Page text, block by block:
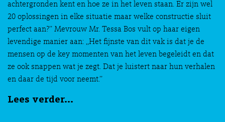
achtergronden kent en hoe ze in het leven staan. Er zijn wel
20 oplossingen in elke situatie maar welke constructie sluit
perfect aan?’’ Mevrouw Mr. Tessa Bos vult op haar eigen
levendige manier aan: ,,Het fijnste van dit vak is dat je de
mensen op de key momenten van het leven begeleidt en dat
ze ook snappen wat je zegt. Dat je luistert naar hun verhalen
en daar de tijd voor neemt.’’
Lees verder...